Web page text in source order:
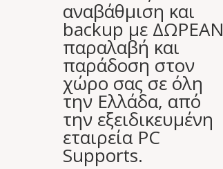
αναβάθμιση και
backup με ΔΩΡΕΑΝ
παραλαβή και
παράδοση στον
χώρο σας σε όλη
την Ελλάδα, από
την εξειδικευμένη
εταιρεία PC
Supports.